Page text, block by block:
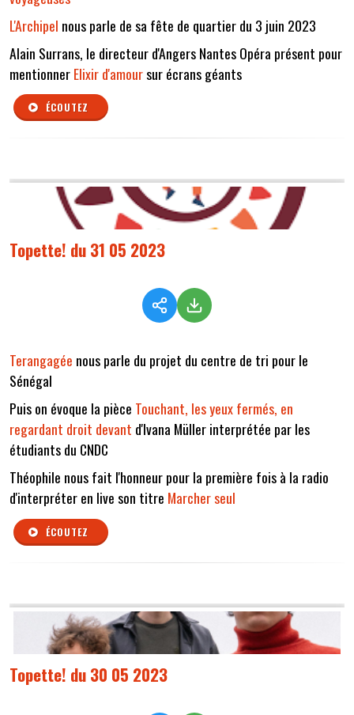
L'Archipel nous parle de sa fête de quartier du 3 juin 2023
Alain Surrans, le directeur d'Angers Nantes Opéra présent pour
mentionnerElixir d'amoursur écrans géants
ÉCOUTEZ
Topette! du 31 05 2023
Terangagée nous parle du projet du centre de tri pour le
Sénégal
Puis on évoque la pièce Touchant, les yeux fermés, en
regardant droit devant d'Ivana Müller interprétée par les
étudiants du CNDC
Théophile nous fait l'honneur pour la première fois à la radio
d'interpréter en live son titre Marcher seul
ÉCOUTEZ
Topette! du 30 05 2023